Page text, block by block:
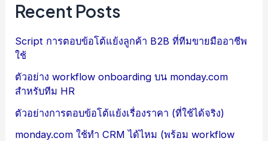
Recent Posts
Script การตอบข้อโต้แย้งลูกค้า B2B ที่ทีมขายมืออาชีพ
ใช้
ตัวอย่าง workflow onboarding บน monday.com
สำหรับทีม HR
ตัวอย่างการตอบข้อโต้แย้งเรื่องราคา (ที่ใช้ได้จริง)
monday.com ใช้ทำ CRM ได้ไหม (พร้อม workflow